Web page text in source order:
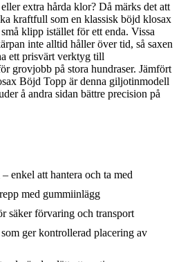
extra hårda klor? Då märks det att
kraftfull som en klassisk böjd klosax
klipp istället för ett enda. Vissa
inte alltid håller över tid, så saxen
ett prisvärt verktyg till
grovjobb på stora hundraser. Jämfört
Böjd Topp är denna giljotinmodell
å andra sidan bättre precision på
enkel att hantera och ta med
med gummiinlägg
säker förvaring och transport
ger kontrollerad placering av